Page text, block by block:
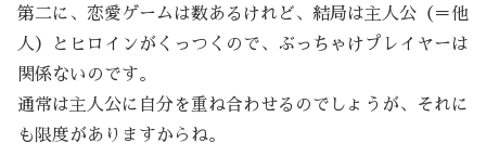
第二に、恋愛ゲームは数あるけれど、結局は主人公（＝他
人）とヒロインがくっつくので、ぶっちゃけプレイヤーは
関係ないのです。
通常は主人公に自分を重ね合わせるのでしょうが、それに
も限度がありますからね。